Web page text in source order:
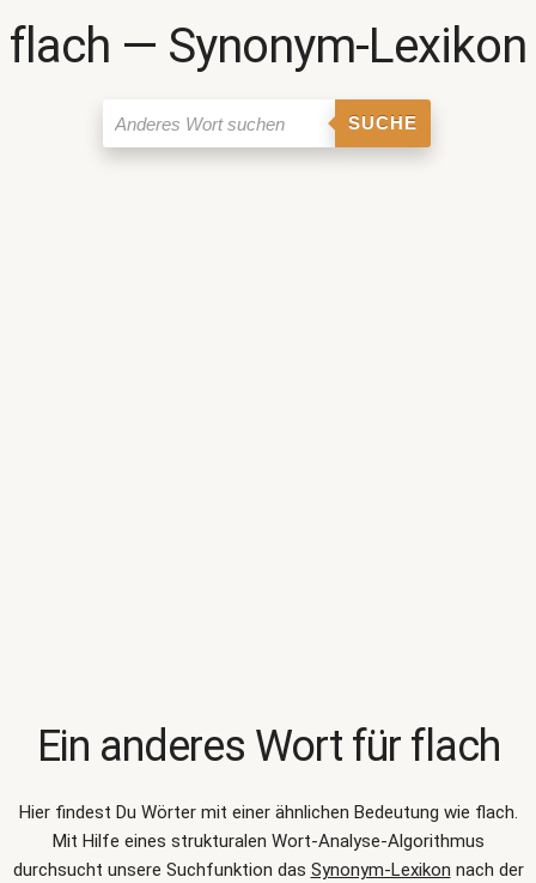
flach ― Synonym-Lexikon
SUCHE
Ein anderes Wort für flach
Hier findest Du Wörter mit einer ähnlichen Bedeutung wie flach.
Mit Hilfe eines strukturalen Wort-Analyse-Algorithmus
durchsucht unsere Suchfunktion das Synonym-Lexikon nach der